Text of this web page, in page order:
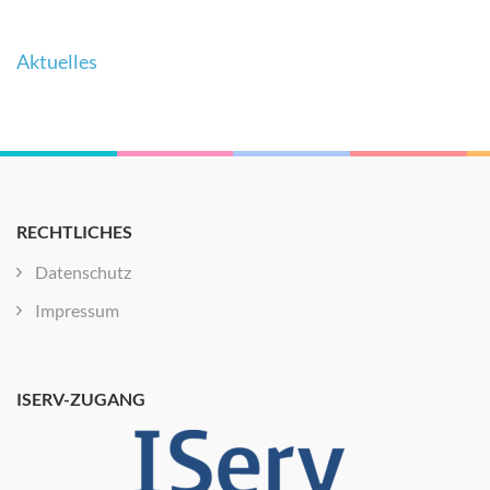
Beitragsnavigation
Aktuelles
RECHTLICHES
Datenschutz
Impressum
ISERV-ZUGANG